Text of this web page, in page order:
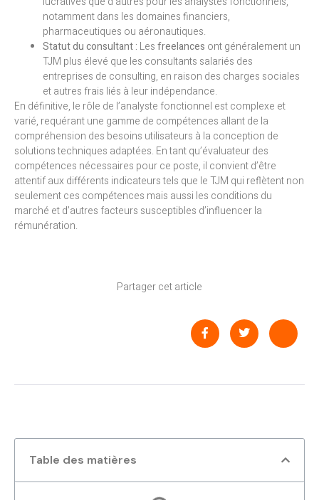
notamment dans les domaines financiers,
pharmaceutiques ou aéronautiques.
Statut du consultant : Lesfreelances ont généralement un
TJM plus élevé que les consultants salariés des
entreprises de consulting, en raison des charges sociales
et autres frais liés à leur indépendance.
En définitive, le rôle de l’analyste fonctionnel est complexe et
varié, requérant une gamme de compétences allant de la
compréhension des besoins utilisateurs à la conception de
solutions techniques adaptées. En tant qu’évaluateur des
compétences nécessaires pour ce poste, il convient d’être
attentif aux différents indicateurs tels que le TJM qui reflètent non
seulement ces compétences mais aussi les conditions du
marché et d’autres facteurs susceptibles d’influencer la
rémunération.
Partager cet article
Table des matières